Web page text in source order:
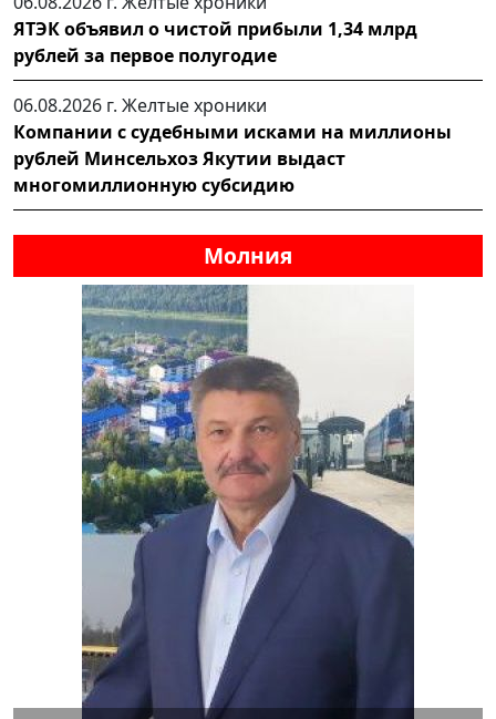
ЯТЭК объявил о чистой прибыли 1,34 млрд
рублей за первое полугодие
06.08.2026 г. Желтые хроники
Компании с судебными исками на миллионы
рублей Минсельхоз Якутии выдаст
многомиллионную субсидию
Молния